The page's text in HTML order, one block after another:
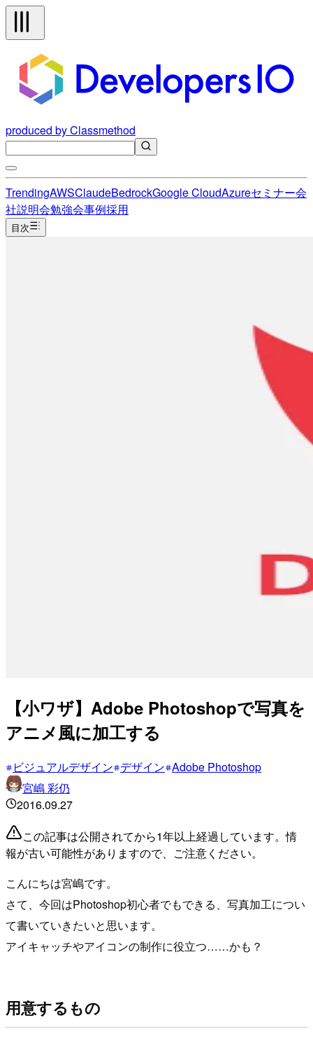
produced by Classmethod
TrendingAWSClaudeBedrockGoogle CloudAzureセミナー会
社説明会勉強会事例採用
目次
【小ワザ】Adobe Photoshopで写真を
アニメ風に加工する
ビジュアルデザイン デザイン Adobe Photoshop
宮嶋 彩仍
2016.09.27
この記事は公開されてから1年以上経過しています。情
報が古い可能性がありますので、ご注意ください。
こんにちは宮嶋です。
さて、今回はPhotoshop初心者でもできる、写真加工につい
て書いていきたいと思います。
アイキャッチやアイコンの制作に役立つ……かも？
用意するもの